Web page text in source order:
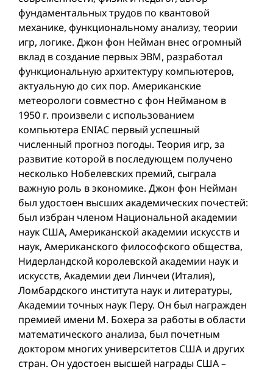
фундаментальных трудов по квантовой
механике, функциональному анализу, теории
игр, логике. Джон фон Нейман внес огромный
вклад в создание первых ЭВМ, разработал
функциональную архитектуру компьютеров,
актуальную до сих пор. Американские
метеорологи совместно с фон Нейманом в
1950 г. произвели с использованием
компьютера ENIAC первый успешный
численный прогноз погоды. Теория игр, за
развитие которой в последующем получено
несколько Нобелевских премий, сыграла
важную роль в экономике. Джон фон Нейман
был удостоен высших академических почестей:
был избран членом Национальной академии
наук США, Американской академии искусств и
наук, Американского философского общества,
Нидерландской королевской академии наук и
искусств, Академии деи Линчеи (Италия),
Ломбардского института наук и литературы,
Академии точных наук Перу. Он был награжден
премией имени М. Бохера за работы в области
математического анализа, был почетным
доктором многих университетов США и других
стран. Он удостоен высшей награды США –